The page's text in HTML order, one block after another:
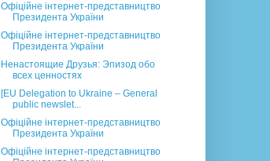
Офіційне інтернет-представництво
Президента України
Офіційне інтернет-представництво
Президента України
Ненастоящие Друзья: Эпизод обо
всех ценностях
[EU Delegation to Ukraine – General
public newslet...
Офіційне інтернет-представництво
Президента України
Офіційне інтернет-представництво